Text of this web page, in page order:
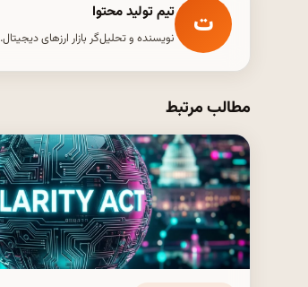
ت تیم تولید محتوا
نویسنده و تحلیل‌گر بازار ارزهای دیجیتال.
مطالب مرتبط